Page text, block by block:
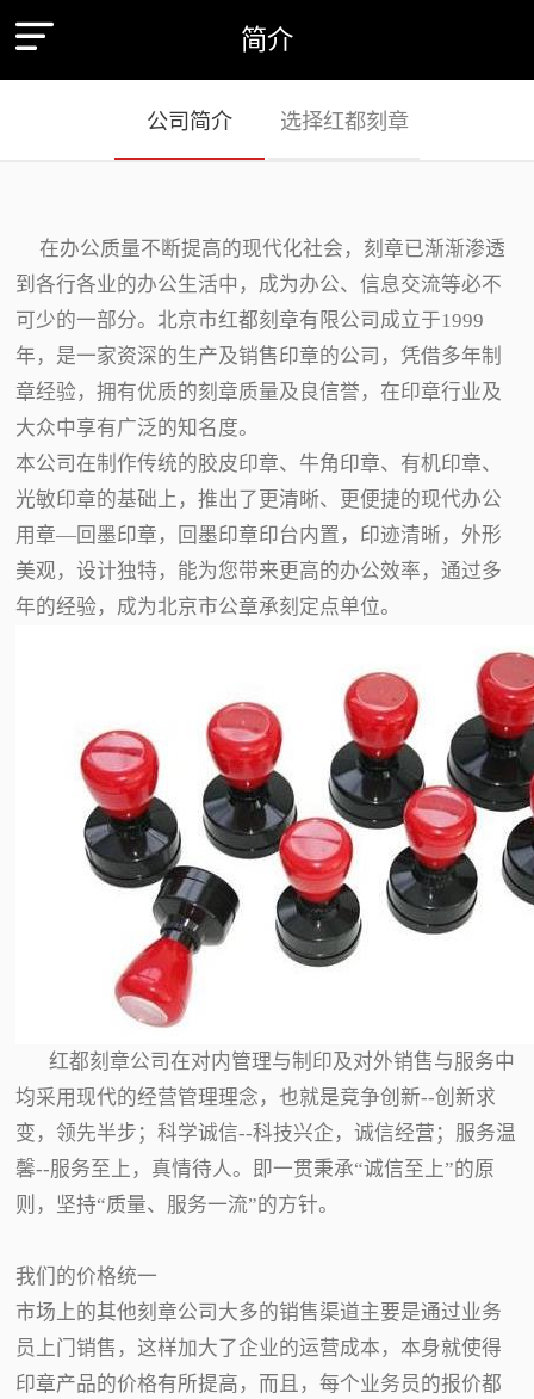
简介
公司简介 选择红都刻章
在办公质量不断提高的现代化社会，刻章已渐渐渗透
到各行各业的办公生活中，成为办公、信息交流等必不
可少的一部分。北京市红都刻章有限公司成立于1999
年，是一家资深的生产及销售印章的公司，凭借多年制
章经验，拥有优质的刻章质量及良信誉，在印章行业及
大众中享有广泛的知名度。
本公司在制作传统的胶皮印章、牛角印章、有机印章、
光敏印章的基础上，推出了更清晰、更便捷的现代办公
用章—回墨印章，回墨印章印台内置，印迹清晰，外形
美观，设计独特，能为您带来更高的办公效率，通过多
年的经验，成为北京市公章承刻定点单位。
红都刻章公司在对内管理与制印及对外销售与服务中
均采用现代的经营管理理念，也就是竞争创新--创新求
变，领先半步；科学诚信--科技兴企，诚信经营；服务温
馨--服务至上，真情待人。即一贯秉承“诚信至上”的原
则，坚持“质量、服务一流”的方针。
我们的价格统一
市场上的其他刻章公司大多的销售渠道主要是通过业务
员上门销售，这样加大了企业的运营成本，本身就使得
印章产品的价格有所提高，而且，每个业务员的报价都